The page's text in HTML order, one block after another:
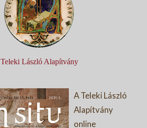
Teleki László Alapítvány
A Teleki László
Alapítvány
online